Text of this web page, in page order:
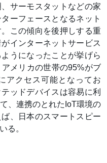
サーモスタットなどの家
ーフェースとなるネット
この傾向を後押しする重
インターネットサービス
うになったことが挙げら
メリカの世帯の95%がブ
アクセス可能となってお
ッドデバイスは容易に利
、連携のとれたIoT環境の
、日本のスマートスピー
る。